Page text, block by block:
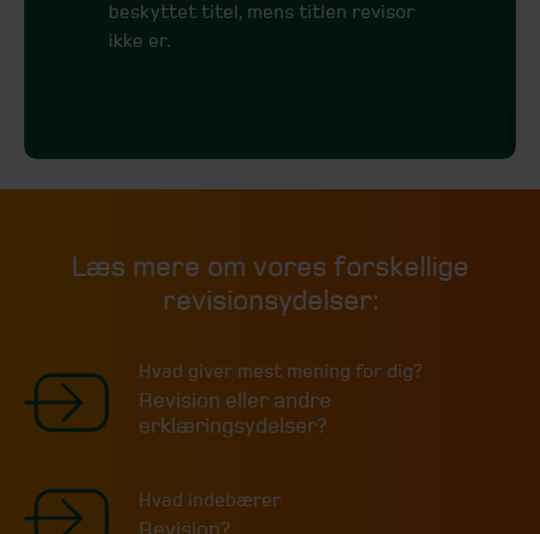
beskyttet titel, mens titlen revisor
ikke er.
Læs mere om vores forskellige
revisionsydelser:
Hvad giver mest mening for dig?
Revision eller andre
erklæringsydelser?
Hvad indebærer
Revision?